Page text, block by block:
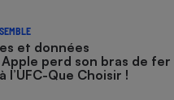
et données
perd son bras de fer
l’UFC-Que Choisir !